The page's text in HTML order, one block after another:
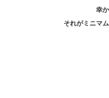
幸
それがミニマ